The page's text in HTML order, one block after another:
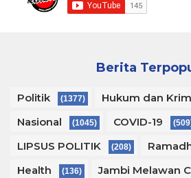
Berita
Politik (1377) Hukum dan
Nasional (1045) COVID-19
LIPSUS POLITIK (208)
Health (136) Jambi Melawan